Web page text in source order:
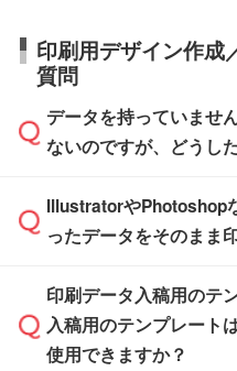
タッフまでお問い合
ル」に注文予定日を
その締切日や出荷目安
品が決まりましたら
たします。
※土日祝日を除く営業
※沖縄・離島は追加日
す。>>対象商品はこ
※最短出荷日は商品に
品ページにてご確認
す。(白箱、化粧箱、
【袋入り】 商品がひ
す。(透明袋、デザイ
【個包装なし】 個包
※化粧箱から白箱への
箱の作成は原則承って
日本全国へお届けが
直接納品は行ってお
ださい。
印刷用デザイン作成
質問
データを持っていませ
ないのですが、どうし
無料の「デザインシ
PCやスマホから簡単
ザインソフトがなく
また、「データ作成サ
IllustratorやPhotoshop
ったデータをそのまま
IllustratorやPhotoshop
ザインソフトでこだ
い方は、完全データ入稿
印刷データ入稿用のテ
入稿用のテンプレート
使用できますか？